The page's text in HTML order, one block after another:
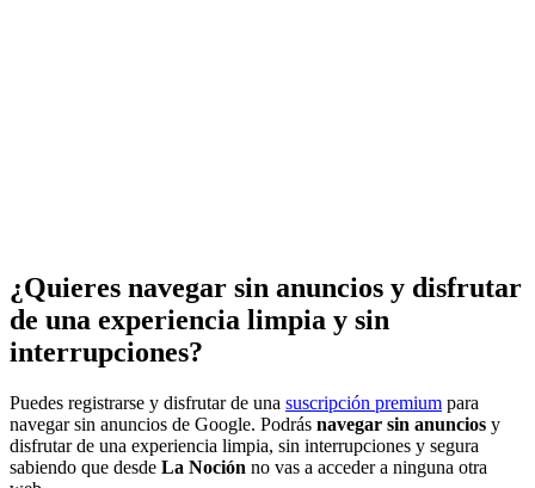
¿Quieres navegar sin anuncios y disfrutar
de una experiencia limpia y sin
interrupciones?
Puedes registrarse y disfrutar de una suscripción premium para
navegar sin anuncios de Google. Podrás navegar sin anuncios y
disfrutar de una experiencia limpia, sin interrupciones y segura
sabiendo que desde La Noción no vas a acceder a ninguna otra